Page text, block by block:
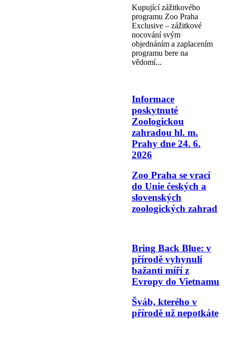
Kupující zážitkového
programu Zoo Praha
Exclusive – zážitkové
nocování svým
objednáním a zaplacením
programu bere na
vědomí...
Informace
poskytnuté
Zoologickou
zahradou hl. m.
Prahy dne 24. 6.
2026
Zoo Praha se vrací
do Unie českých a
slovenských
zoologických zahrad
Bring Back Blue: v
přírodě vyhynulí
bažanti míří z
Evropy do Vietnamu
Šváb, kterého v
přírodě už nepotkáte